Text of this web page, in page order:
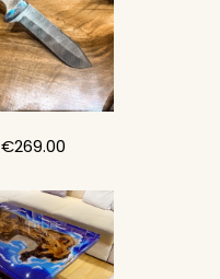
€289.00.€249.00.
€269.00